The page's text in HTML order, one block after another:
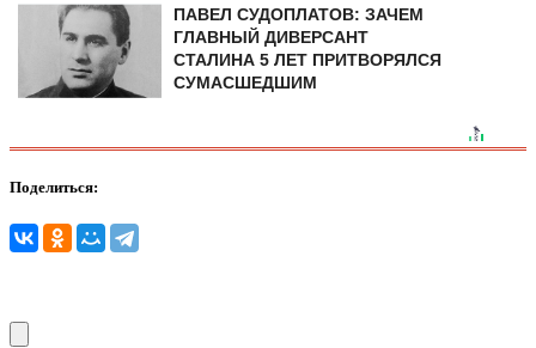
ПАВЕЛ СУДОПЛАТОВ: ЗАЧЕМ
ГЛАВНЫЙ ДИВЕРСАНТ
СТАЛИНА 5 ЛЕТ ПРИТВОРЯЛСЯ
СУМАСШЕДШИМ
Поделиться: